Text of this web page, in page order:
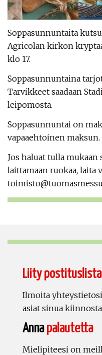
Soppasunnuntaita
Agricolan kirkon
klo 17.
Soppasunnuntaina
Tarvikkeet saadaan
leipomosta.
Soppasunnuntai on
vapaaehtoinen maksun.
Jos haluat tulla
laittamaan ruokaa, laita
Liity
Ilmoita
asiat sinua
Annapalautetta
Mielipiteesi on